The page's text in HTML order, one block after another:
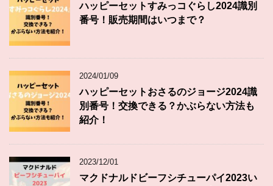
ハッピーセットすみっコぐらし2024識別
番号！販売期間はいつまで？
2024/01/09
ハッピーセットおさるのジョージ2024識
別番号！交換できる？かぶらない方法も
紹介！
2023/12/01
マクドナルドビーフシチューパイ2023い